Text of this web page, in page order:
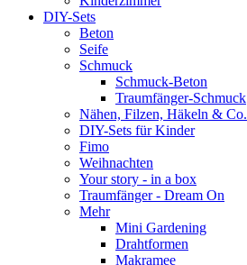
DIY-Sets
Beton
Seife
Schmuck
Schmuck-Beton
Traumfänger-Schmuck
Nähen, Filzen, Häkeln & Co.
DIY-Sets für Kinder
Fimo
Weihnachten
Your story - in a box
Traumfänger - Dream On
Mehr
Mini Gardening
Drahtformen
Makramee